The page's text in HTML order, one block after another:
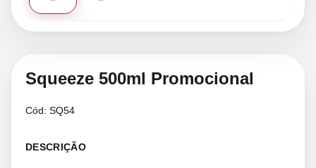
Squeeze 500ml Promocional
Cód: SQ54
DESCRIÇÃO